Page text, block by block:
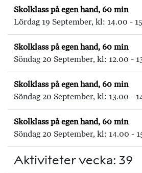
Skolklass på egen hand, 60 min
Lördag 19 September, kl: 14.00 -
Skolklass på egen hand, 60 min
Söndag 20 September, kl: 12.00 -
Skolklass på egen hand, 60 min
Söndag 20 September, kl: 13.00 -
Skolklass på egen hand, 60 min
Söndag 20 September, kl: 14.00 -
Aktiviteter vecka: 39